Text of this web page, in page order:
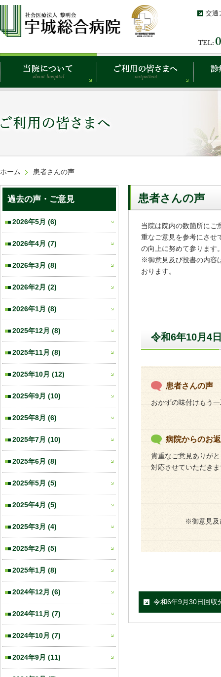
交通
ホーム 患者さんの声
患者さんの声
当院は院内の数箇所にご
重なご意見を参考にさせ
の向上に努めて参ります
※御意見及び投書の内容
おります。
令和6年10月4
患者さんの声
おかずの味付けもう
病院からのお
貴重なご意見ありが
対応させていただき
※御意見及
令和6年9月30日回収
過去の声・ご意見
2026年5月 (6)
2026年4月 (7)
2026年3月 (8)
2026年2月 (2)
2026年1月 (8)
2025年12月 (8)
2025年11月 (8)
2025年10月 (12)
2025年9月 (10)
2025年8月 (6)
2025年7月 (10)
2025年6月 (8)
2025年5月 (5)
2025年4月 (5)
2025年3月 (4)
2025年2月 (5)
2025年1月 (8)
2024年12月 (6)
2024年11月 (7)
2024年10月 (7)
2024年9月 (11)